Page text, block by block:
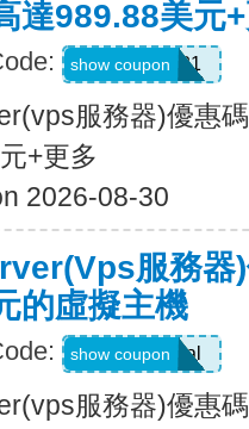
達989.88美元
SUPER2021
show coupon
服務器)優惠
+更多
2026-08-30
服務器
的虛擬主機
amazingdeal
show coupon
服務器)優惠